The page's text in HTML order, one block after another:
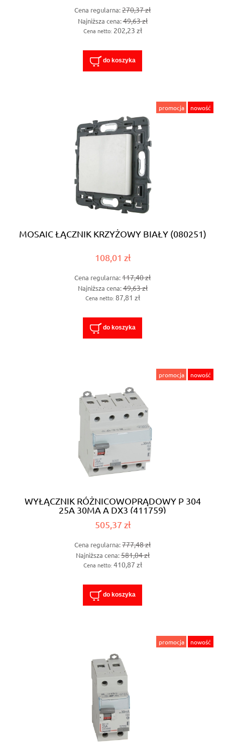
Cena regularna:270,37 zł
Najniższa cena:49,63 zł
Cena netto: 202,23 zł
do koszyka
MOSAIC ŁĄCZNIK KRZYŻOWY BIAŁY (080251)
108,01 zł
Cena regularna:117,40 zł
Najniższa cena:49,63 zł
Cena netto: 87,81 zł
do koszyka
promocja nowość
WYŁĄCZNIK RÓŻNICOWOPRĄDOWY P 304
25A 30MA A DX3 (411759)
505,37 zł
Cena regularna:777,48 zł
Najniższa cena:581,04 zł
Cena netto: 410,87 zł
do koszyka
promocja nowość
promocja nowość